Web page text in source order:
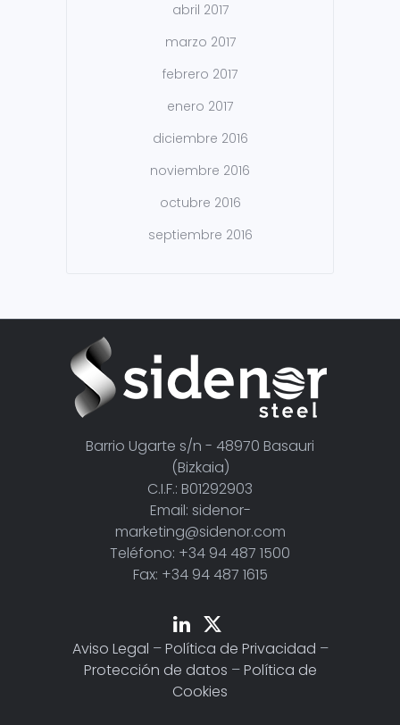
abril 2017
marzo 2017
febrero 2017
enero 2017
diciembre 2016
noviembre 2016
octubre 2016
septiembre 2016
Barrio Ugarte s/n - 48970 Basauri
(Bizkaia)
C.I.F.: B01292903
Email: sidenor-
marketing@sidenor.com
Teléfono: +34 94 487 1500
Fax: +34 94 487 1615
Aviso Legal –Política de Privacidad –
Protección de datos –Política de
Cookies